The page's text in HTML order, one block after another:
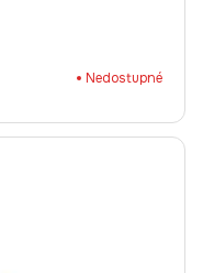
Nedostupné